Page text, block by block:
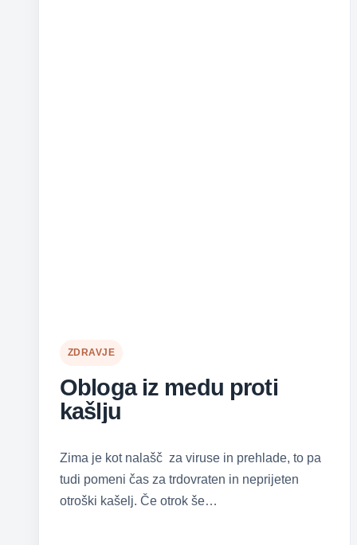
ZDRAVJE
Obloga iz medu proti
kašlju
Zima je kot nalašč za viruse in prehlade, to pa
tudi pomeni čas za trdovraten in neprijeten
otroški kašelj. Če otrok še…